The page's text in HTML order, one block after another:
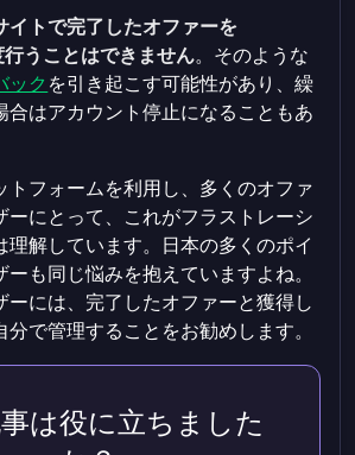
イトで完了したオファーを
うことはできません。そのような
ック を引き起こす可能性があり、繰
合はアカウント停止になることもあ
トフォームを利用し、多くのオファ
ーにとって、これがフラストレーシ
理解しています。日本の多くのポイ
も同じ悩みを抱えていますよね。
ーには、完了したオファーと獲得し
で管理することをお勧めします。
は役に立ちました